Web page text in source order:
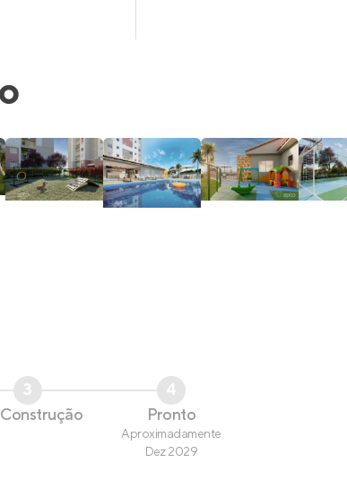
3
4
Pronto
Aproximadamente
Dez 2029